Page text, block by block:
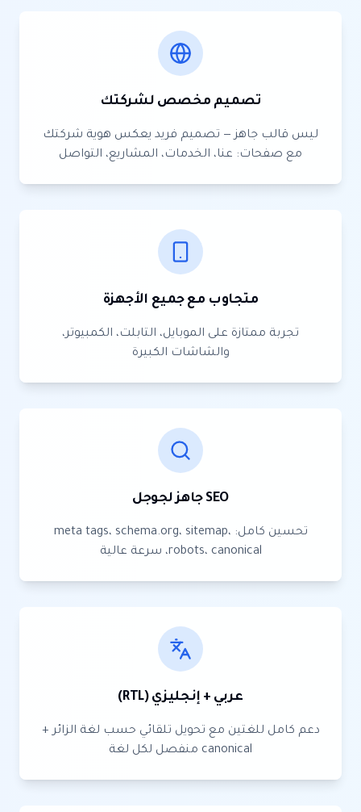
تصميم مخصص لشركتك
ليس قالب جاهز — تصميم فريد يعكس هوية شركتك
مع صفحات: عنا، الخدمات، المشاريع، التواصل
متجاوب مع جميع الأجهزة
تجربة ممتازة على الموبايل، التابلت، الكمبيوتر،
والشاشات الكبيرة
SEO جاهز لجوجل
تحسين كامل: meta tags، schema.org، sitemap،
robots، canonical، سرعة عالية
عربي + إنجليزي (RTL)
دعم كامل للغتين مع تحويل تلقائي حسب لغة الزائر +
canonical منفصل لكل لغة